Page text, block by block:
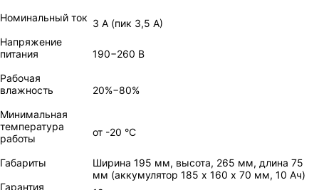
Номинальный ток 3 А (пик 3,5 А)
Напряжение
питания
190−260 В
Рабочая
влажность
20%−80%
Минимальная
температура
работы
от -20 °С
Габариты
Ширина 195 мм, высота, 265 мм, длина 75
мм (аккумулятор 185 х 160 х 70 мм, 10 Ач)
Гарантия